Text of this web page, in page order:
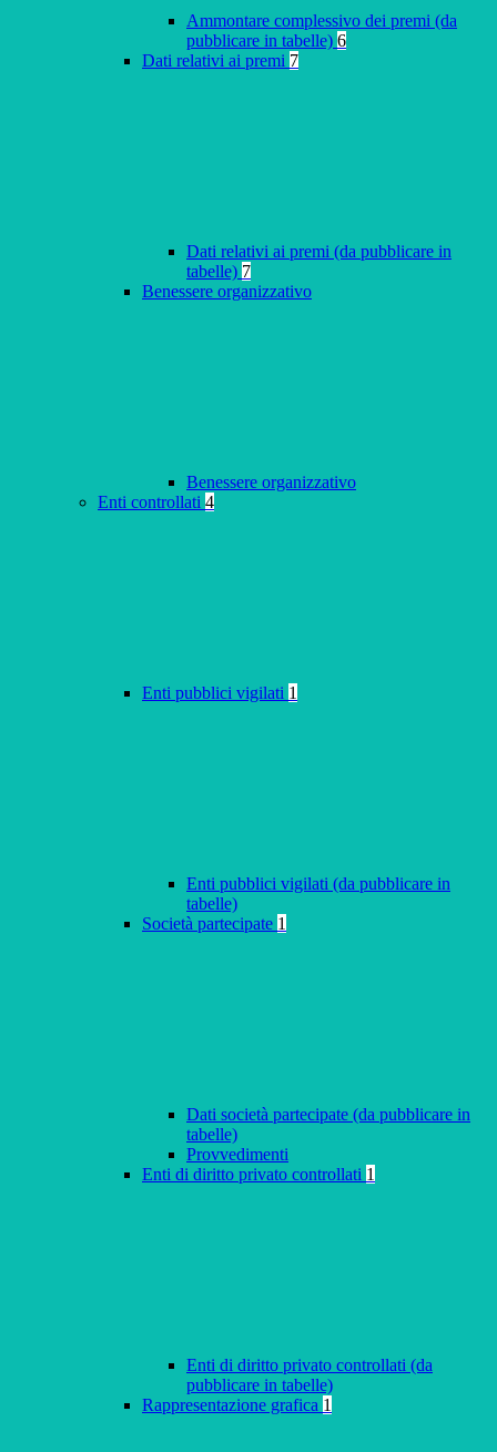
Ammontare complessivo dei premi (da
pubblicare in tabelle) 6
Dati relativi ai premi 7
Dati relativi ai premi (da pubblicare in
tabelle) 7
Benessere organizzativo
Benessere organizzativo
Enti controllati 4
Enti pubblici vigilati 1
Enti pubblici vigilati (da pubblicare in
tabelle)
Società partecipate 1
Dati società partecipate (da pubblicare in
tabelle)
Provvedimenti
Enti di diritto privato controllati 1
Enti di diritto privato controllati (da
pubblicare in tabelle)
Rappresentazione grafica 1